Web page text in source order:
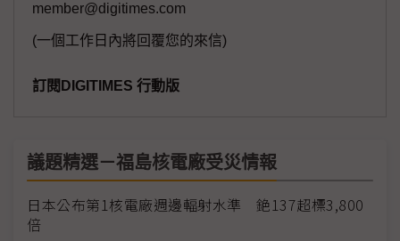
member@digitimes.com
(一個工作日內將回覆您的來信)
訂閱DIGITIMES 行動版
議題精選－福島核電廠受災情報
日本公布第1核電廠週邊輻射水準 銫137超標3,800
倍